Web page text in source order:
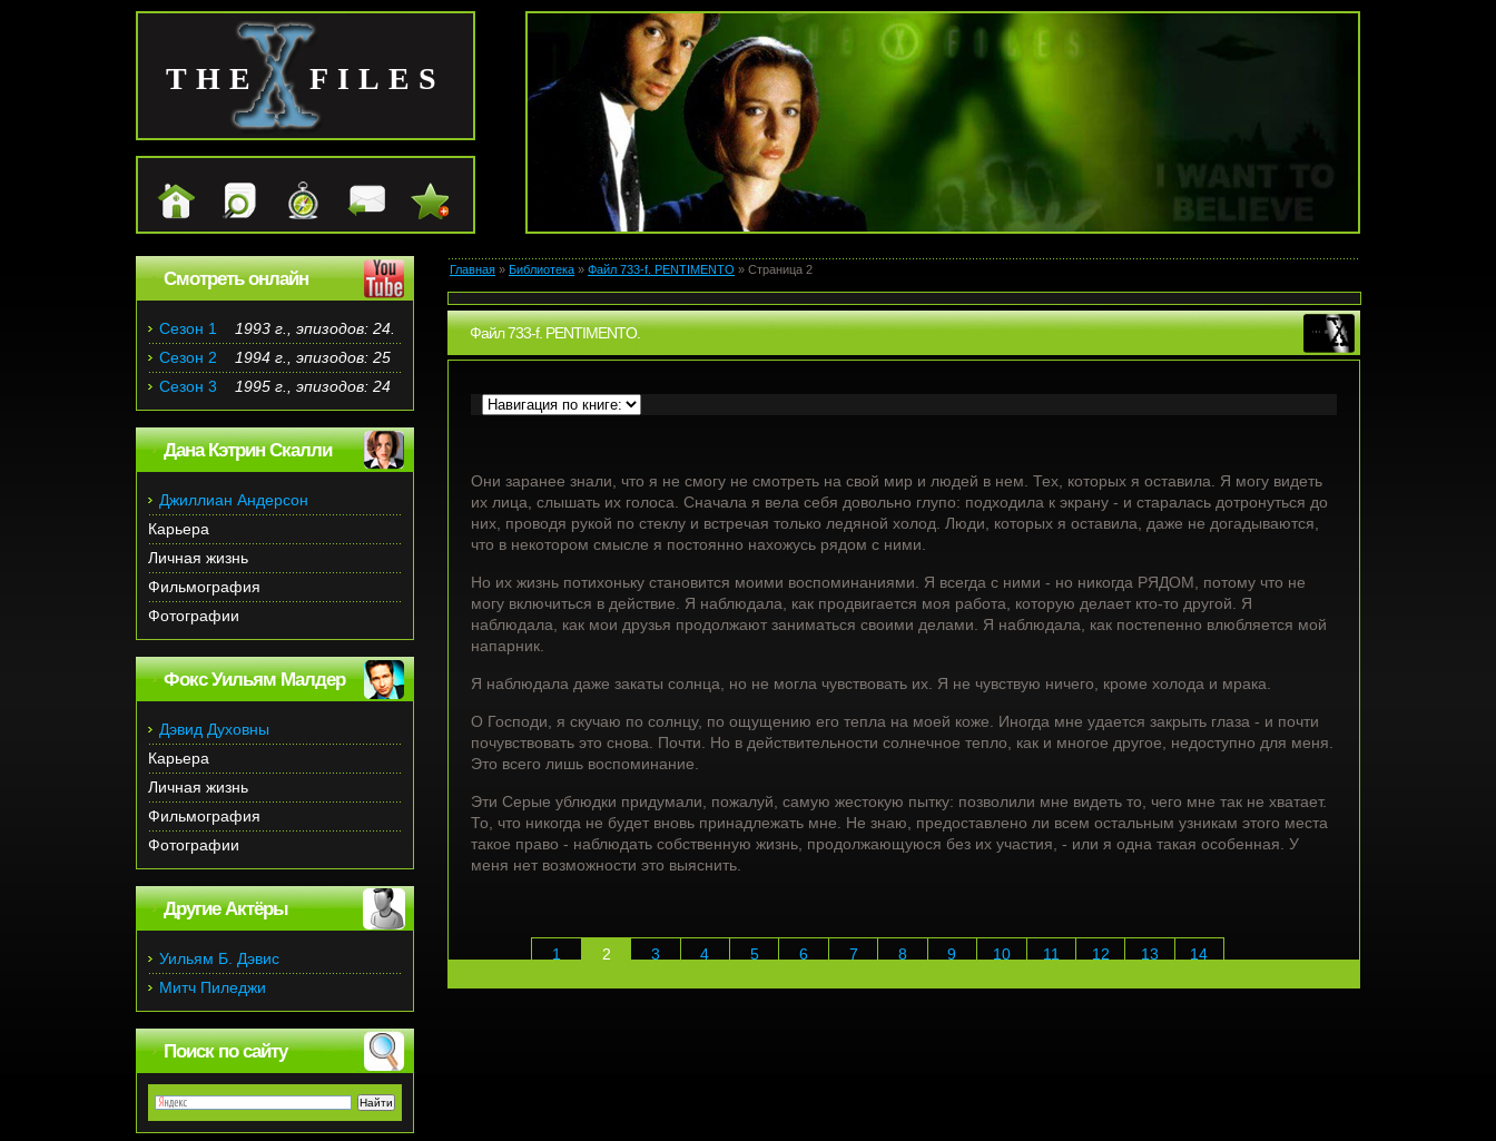
THE FILES
Главная » Библиотека » Файл 733-f. PENTIMENTO » Страница 2
Файл 733-f. PENTIMENTO.
Они заранее знали, что я не смогу не смотреть на свой мир и людей в нем. Тех, которых я оставила. Я могу видеть
их лица, слышать их голоса. Сначала я вела себя довольно глупо: подходила к экрану - и старалась дотронуться до
них, проводя рукой по стеклу и встречая только ледяной холод. Люди, которых я оставила, даже не догадываются,
что в некотором смысле я постоянно нахожусь рядом с ними.
Но их жизнь потихоньку становится моими воспоминаниями. Я всегда с ними - но никогда РЯДОМ, потому что не
могу включиться в действие. Я наблюдала, как продвигается моя работа, которую делает кто-то другой. Я
наблюдала, как мои друзья продолжают заниматься своими делами. Я наблюдала, как постепенно влюбляется мой
напарник.
Я наблюдала даже закаты солнца, но не могла чувствовать их. Я не чувствую ничего, кроме холода и мрака.
О Господи, я скучаю по солнцу, по ощущению его тепла на моей коже. Иногда мне удается закрыть глаза - и почти
почувствовать это снова. Почти. Но в действительности солнечное тепло, как и многое другое, недоступно для меня.
Это всего лишь воспоминание.
Эти Серые ублюдки придумали, пожалуй, самую жестокую пытку: позволили мне видеть то, чего мне так не хватает.
То, что никогда не будет вновь принадлежать мне. Не знаю, предоставлено ли всем остальным узникам этого места
такое право - наблюдать собственную жизнь, продолжающуюся без их участия, - или я одна такая особенная. У
меня нет возможности это выяснить.
1 2 3 4 5 6 7 8 9 10 11 12 13 14
Смотреть онлайн
Сезон 1
1993 г., эпизодов: 24.
Сезон 2
1994 г., эпизодов: 25
Сезон 3
1995 г., эпизодов: 24
Дана Кэтрин Скалли
Джиллиан Андерсон
Карьера
Личная жизнь
Фильмография
Фотографии
Фокс Уильям Малдер
Дэвид Духовны
Карьера
Личная жизнь
Фильмография
Фотографии
Другие Актёры
Уильям Б. Дэвис
Митч Пиледжи
Поиск по сайту